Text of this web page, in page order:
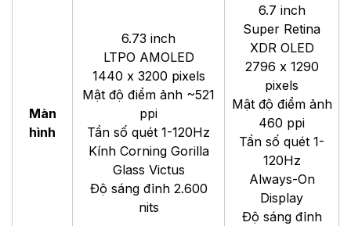
Màn
hình
6.73 inch
LTPO AMOLED
1440 x 3200 pixels
Mật độ điểm ảnh ~521
ppi
Tần số quét 1-120Hz
Kính Corning Gorilla
Glass Victus
Độ sáng đỉnh 2.600
nits
6.7 inch
Super Retina
XDR OLED
2796 x 1290
pixels
Mật độ điểm ảnh
460 ppi
Tần số quét 1-
120Hz
Always-On
Display
Độ sáng đỉnh